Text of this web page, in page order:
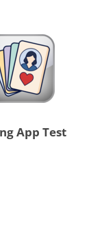
App Test